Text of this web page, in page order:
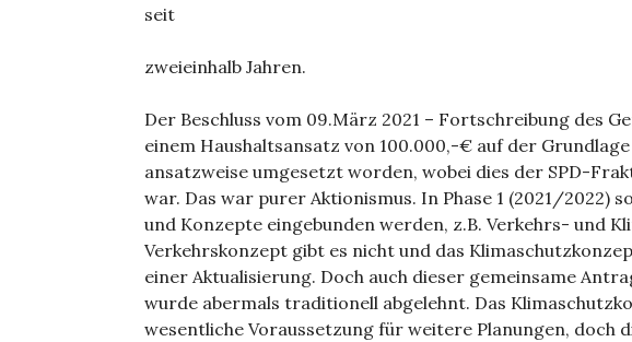
seit
zweieinhalb Jahren.
Der Beschluss vom 09.März 2021 – Fortschreibung des
einem Haushaltsansatz von 100.000,-€ auf der
ansatzweise umgesetzt worden, wobei dies der SPD-
war. Das war purer Aktionismus. In Phase 1 (2021/2022)
und Konzepte eingebunden werden, z.B. Verkehrs- und
Verkehrskonzept gibt es nicht und das
einer Aktualisierung. Doch auch dieser gemeinsame
wurde abermals traditionell abgelehnt. Das
wesentliche Voraussetzung für weitere Planungen, doch